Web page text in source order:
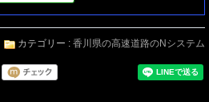
カテゴリー : 香川県の高速道路のNシステム